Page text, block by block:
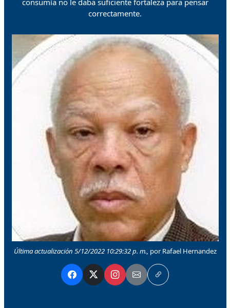
correctamente.
Última actualización 5/12/2022 10:29:32 p. m., por Rafael Hernandez